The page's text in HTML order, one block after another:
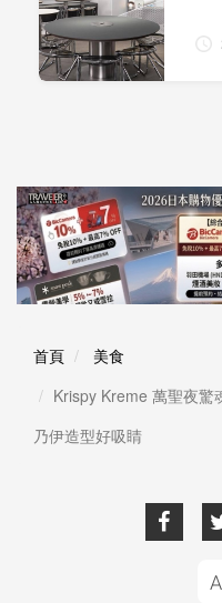
首頁
美食
Krispy Kreme 萬聖夜驚
乃伊造型好吸睛